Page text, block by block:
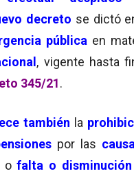
decreto se dictó
pública en
, vigente hasta
345/21.
también la
por las
ofalta o